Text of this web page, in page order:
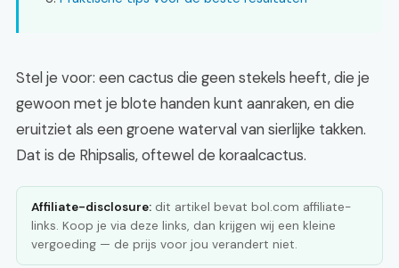
Stel je voor: een cactus die geen stekels heeft, die je
gewoon met je blote handen kunt aanraken, en die
eruitziet als een groene waterval van sierlijke takken.
Dat is de Rhipsalis, oftewel de koraalcactus.
Affiliate-disclosure: dit artikel bevat bol.com affiliate-
links. Koop je via deze links, dan krijgen wij een kleine
vergoeding — de prijs voor jou verandert niet.